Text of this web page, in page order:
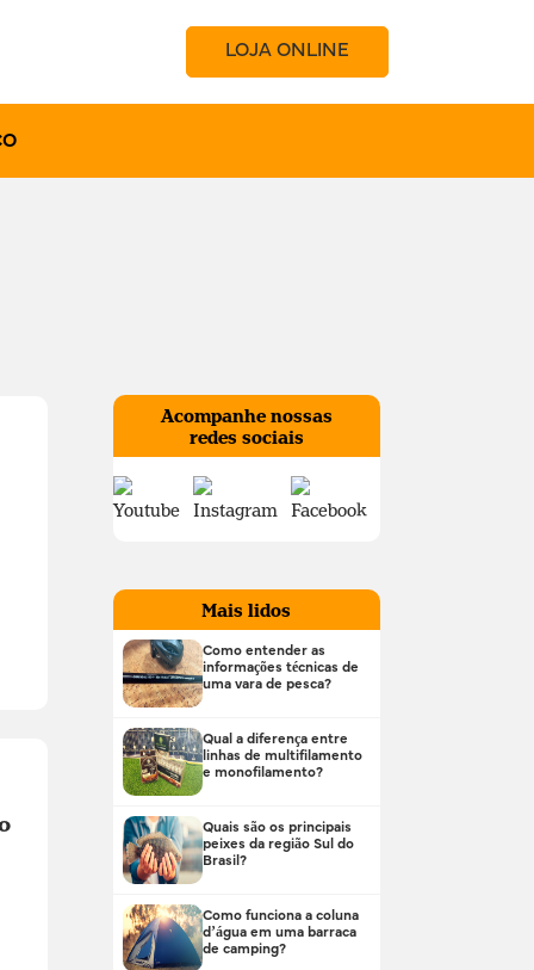
LOJA ONLINE
Acompanhe nossas
redes sociais
Mais lidos
Como entender as
informações técnicas de
uma vara de pesca?
Qual a diferença entre
linhas de multifilamento
e monofilamento?
Quais são os principais
peixes da região Sul do
Brasil?
Como funciona a coluna
d’água em uma barraca
de camping?